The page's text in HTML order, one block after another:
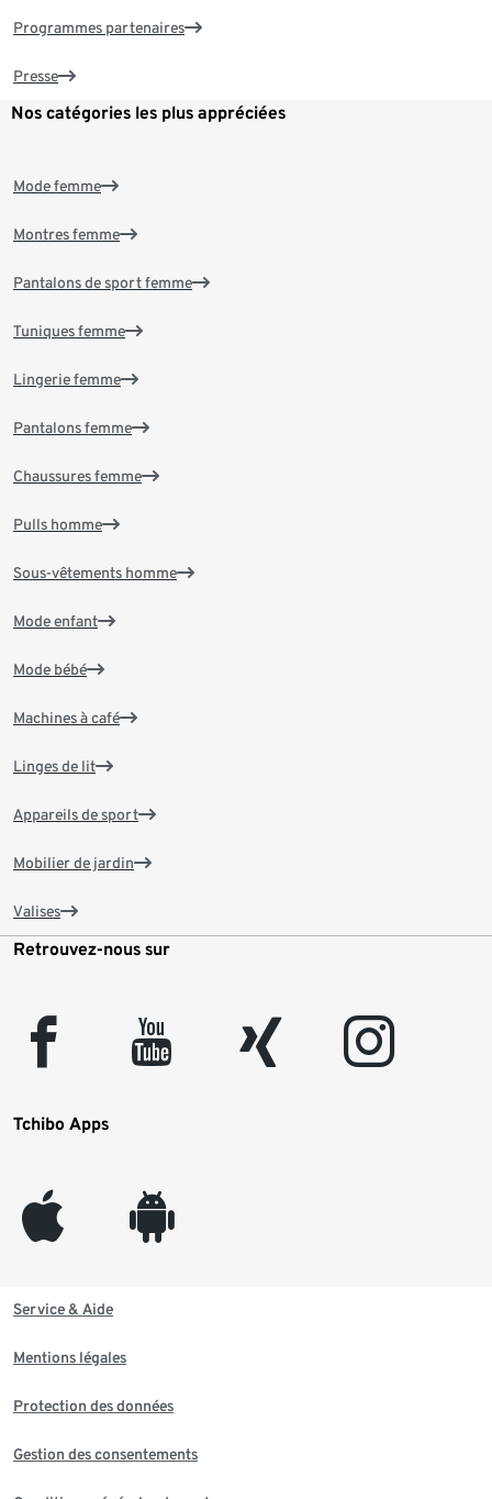
Programmes partenaires
Presse
Nos catégories les plus appréciées
Mode femme
Montres femme
Pantalons de sport femme
Tuniques femme
Lingerie femme
Pantalons femme
Chaussures femme
Pulls homme
Sous-vêtements homme
Mode enfant
Mode bébé
Machines à café
Linges de lit
Appareils de sport
Mobilier de jardin
Valises
Retrouvez-nous sur
facebook youtube xing instagram
Tchibo Apps
appleinc android
Service & Aide
Mentions légales
Protection des données
Gestion des consentements